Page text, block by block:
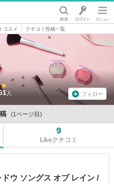
コスメ クチコミ投稿一覧
フォロー
(1ページ目)
9
Likeクチコミ
ウ ソングス オブ レイン /